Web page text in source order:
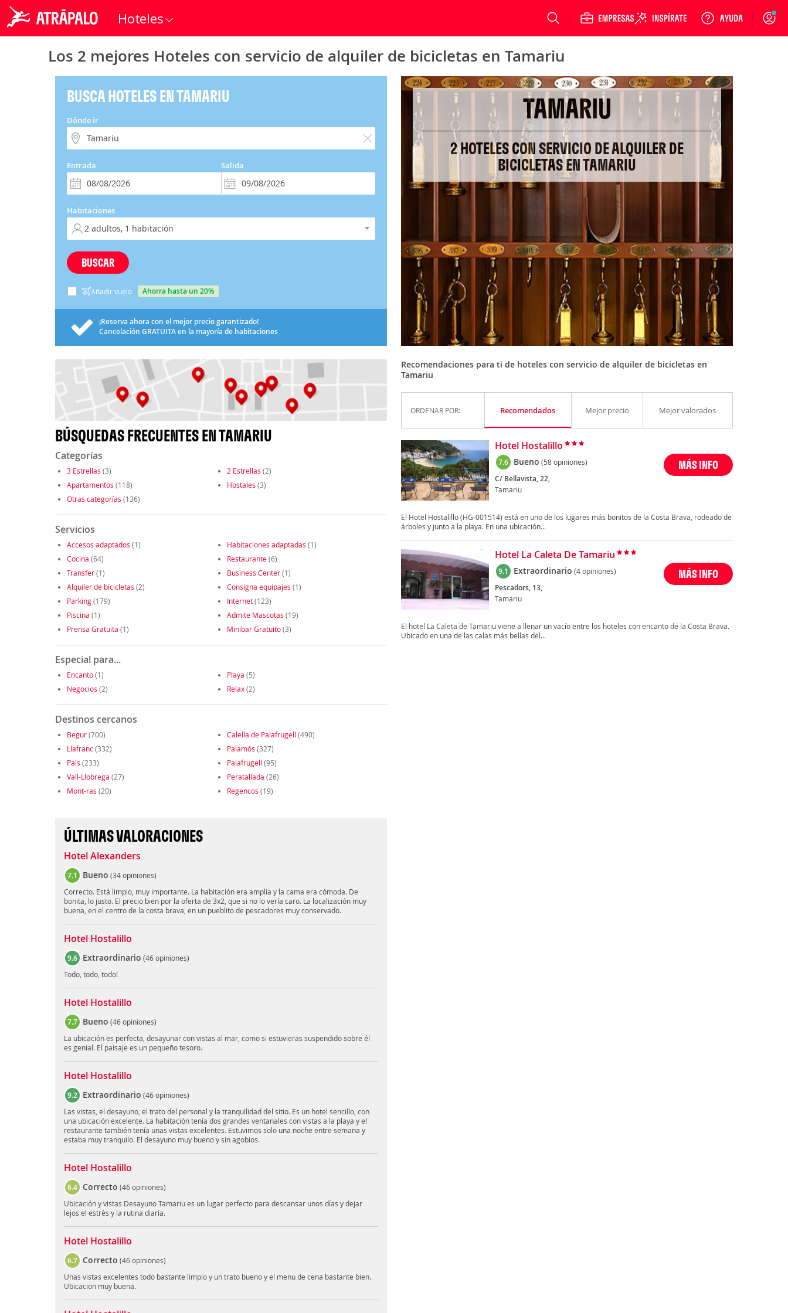
Hoteles Login
Los 2 mejores Hoteles con servicio de alquiler de bicicletas en Tamariu
BUSCA HOTELES EN TAMARIU
Dónde ir
Entrada Salida
Habitaciones
BUSCAR
Añadir vuelo ahorra hasta un 20%
¡Reserva ahora con el mejor precio garantizado!
Cancelación GRATUITAen la mayoría de habitaciones
BÚSQUEDAS FRECUENTES EN TAMARIU
Categorías
3 Estrellas (3) 2 Estrellas (2)
Apartamentos (118) Hostales (3)
Otras categorías (136)
Servicios
Accesos adaptados (1) Habitaciones adaptadas (1)
Cocina (64) Restaurante(6)
Transfer(1) Business Center(1)
Alquiler de bicicletas (2) Consigna equipajes (1)
Parking(179) Internet(123)
Piscina (1) Admite Mascotas (19)
Prensa Gratuita (1) Minibar Gratuito(3)
Especial para...
Encanto(1) Playa (5)
Negocios (2) Relax(2)
Destinos cercanos
Begur(700) Calella de Palafrugell (490)
Llafranc(332) Palamós (327)
Pals (233) Palafrugell (95)
Vall-Llobrega (27) Peratallada (26)
Mont-ras (20) Regencos (19)
ÚLTIMAS VALORACIONES
Hotel Alexanders
7.1 Bueno (34 opiniones)
Correcto. Está limpio, muy importante. La habitación era amplia y la cama era cómoda. De
bonita, lo justo. El precio bien por la oferta de 3x2, que si no lo vería caro. La localización muy
buena, en el centro de la costa brava, en un pueblito de pescadores muy conservado.
Hotel Hostalillo
9.6 Extraordinario (46 opiniones)
Todo, todo, todo!
Hotel Hostalillo
7.7 Bueno (46 opiniones)
La ubicación es perfecta, desayunar con vistas al mar, como si estuvieras suspendido sobre él
es genial. El paisaje es un pequeño tesoro.
Hotel Hostalillo
9.2 Extraordinario (46 opiniones)
Las vistas, el desayuno, el trato del personal y la tranquilidad del sitio. Es un hotel sencillo, con
una ubicación excelente. La habitación tenía dos grandes ventanales con vistas a la playa y el
restaurante también tenía unas vistas excelentes. Estuvimos solo una noche entre semana y
estaba muy tranquilo. El desayuno muy bueno y sin agobios.
Hotel Hostalillo
6.4 Correcto (46 opiniones)
Ubicación y vistas Desayuno Tamariu es un lugar perfecto para descansar unos días y dejar
lejos el estrés y la rutina diaria.
Hotel Hostalillo
6.7 Correcto (46 opiniones)
Unas vistas excelentes todo bastante limpio y un trato bueno y el menu de cena bastante bien.
Ubicacion muy buena.
TAMARIU
2 HOTELES CON SERVICIO DE ALQUILER DE
BICICLETAS EN TAMARIU
Recomendaciones para ti de hoteles con servicio de alquiler de bicicletas en
Tamariu
ORDENAR POR: Recomendados Mejor precio Mejor valorados
Hotel Hostalillo
7.6 Bueno (58 opiniones)
C/ Bellavista, 22,
Tamariu
MÁS INFO
El Hotel Hostalillo (HG-001514) está en uno de los lugares más bonitos de la Costa Brava, rodeado de
árboles y junto a la playa. En una ubicación...
Hotel La Caleta De Tamariu
9.1 Extraordinario (4 opiniones)
Pescadors, 13,
Tamariu
MÁS INFO
El hotel La Caleta de Tamariu viene a llenar un vacío entre los hoteles con encanto de la Costa Brava.
Ubicado en una de las calas más bellas del...